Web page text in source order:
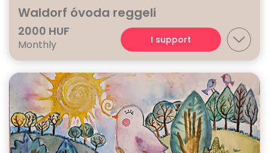
Waldorf óvoda reggeli
2000 HUF
Monthly I support